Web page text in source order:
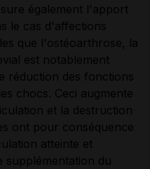
également l'apport
le cas d'affections
que l'ostéoarthrose, la
est notablement
réduction des fonctions
chocs. Ceci augmente
et la destruction
ont pour conséquence
atteinte et
supplémentation du